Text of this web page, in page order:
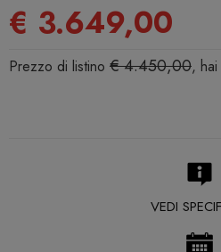
€ 3.649,00
Prezzo di listino € 4.450,00, hai
VEDI